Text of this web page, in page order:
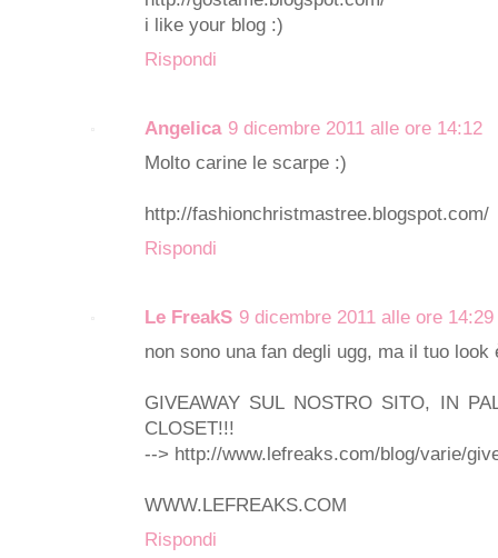
i like your blog :)
Rispondi
Angelica 9 dicembre 2011 alle ore 14:12
Molto carine le scarpe :)
http://fashionchristmastree.blogspot.com/
Rispondi
Le FreakS 9 dicembre 2011 alle ore 14:29
non sono una fan degli ugg, ma il tuo look
GIVEAWAY SUL NOSTRO SITO, IN
CLOSET!!!
--> http://www.lefreaks.com/blog/varie/
WWW.LEFREAKS.COM
Rispondi